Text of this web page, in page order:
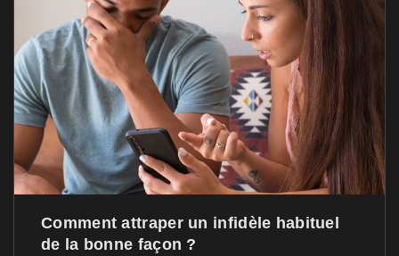
Comment attraper un infidèle habituel
de la bonne façon ?